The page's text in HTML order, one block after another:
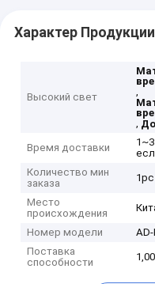
Характер Продукции
Высокий свет
,
,
Время доставки
Количество мин
заказа
1pc
Место
происхождения
Номер модели
Поставка
способности